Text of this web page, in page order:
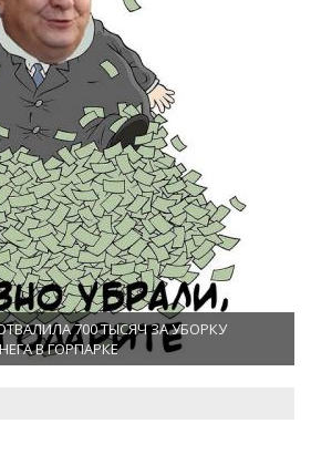
700 ТЫСЯЧ ЗА УБОРКУ
В ГОРПАРКЕ